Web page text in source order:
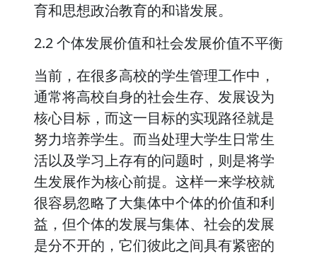
育和思想政治教育的和谐发展。
2.2 个体发展价值和社会发展价值不平衡
当前，在很多高校的学生管理工作中，
通常将高校自身的社会生存、发展设为
核心目标，而这一目标的实现路径就是
努力培养学生。而当处理大学生日常生
活以及学习上存有的问题时，则是将学
生发展作为核心前提。这样一来学校就
很容易忽略了大集体中个体的价值和利
益，但个体的发展与集体、社会的发展
是分不开的，它们彼此之间具有紧密的